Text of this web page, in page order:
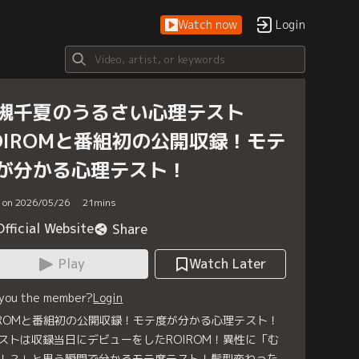
Watch now Login
千夏のうるさい心理テスト
と番組初の公開収録！モテ
分かる心理テスト！
on 2026/05/26 21mins
Website
Share
Play
Watch Later
the member?Login
と番組初の公開収録！モテ度が分かる心理テスト！
トは収録当日にデビューをしたROIROM！異性に「む